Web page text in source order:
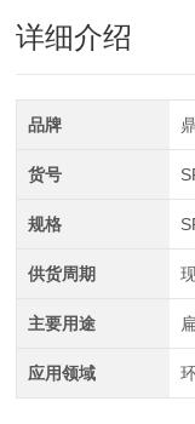
详细介绍
品牌
货号
规格
供货周期
主要用途
应用领域